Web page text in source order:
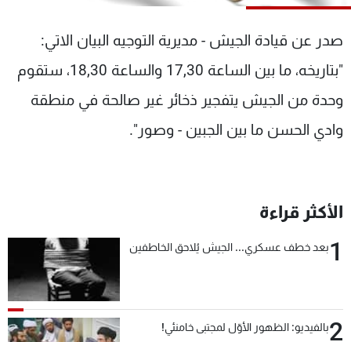
صدر عن قيادة الجيش - مديرية التوجيه البيان الاتي:
"بتاريخه، ما بين الساعة 17,30 والساعة 18,30، ستقوم
وحدة من الجيش يتفجير ذخائر غير صالحة في منطقة
وادي الحسن ما بين الجبين - وصور".
الأكثر قراءة
1بعد خطف عسكري... الجيش يُلاحق الخاطفين
2بالفيديو: الظهور الأوّل لمجتبى خامنئي!
الترددات
الإنـتـاج
لاعلاناتكم
تواصل معنا
شروط الإسـتخدام
سياسة الخصوصية